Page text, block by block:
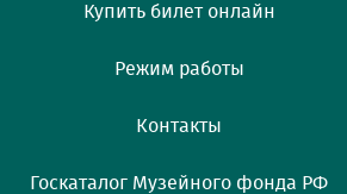
Купить билет онлайн
Режим работы
Контакты
Госкаталог Музейного фонда РФ